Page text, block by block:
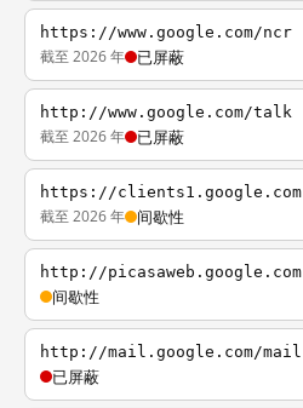
https://www.google.com/ncr
截至 2026 年 已屏蔽
http://www.google.com/talk
截至 2026 年 已屏蔽
https://clients1.google.com
截至 2026 年 间歇性
http://picasaweb.google.com
间歇性
http://mail.google.com/mail
已屏蔽